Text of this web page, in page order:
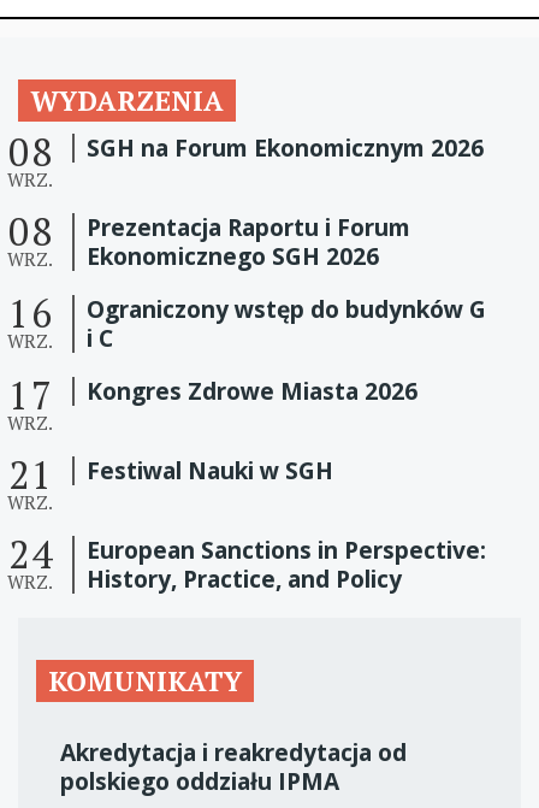
WYDARZENIA
08
WRZ.
SGH na Forum Ekonomicznym 2026
08
WRZ.
Prezentacja Raportu i Forum
Ekonomicznego SGH 2026
16
WRZ.
Ograniczony wstęp do budynków G
i C
17
WRZ.
Kongres Zdrowe Miasta 2026
21
WRZ.
Festiwal Nauki w SGH
24
WRZ.
European Sanctions in Perspective:
History, Practice, and Policy
KOMUNIKATY
Akredytacja i reakredytacja od
polskiego oddziału IPMA